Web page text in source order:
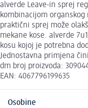
alverde Leave-in sprej
kombinacijom
praktični sprej može
mekane kose. alverde
kosu kojoj je potrebna
Jednostavna primjena
dm broj proizvoda:
EAN: 4067796199635
Osobine